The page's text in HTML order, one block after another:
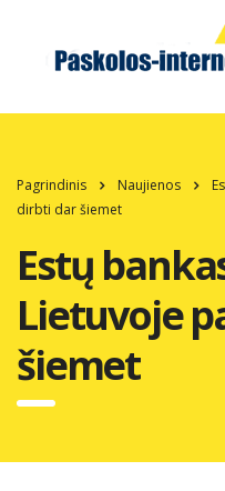
Pagrindinis Naujienos
dirbti dar šiemet
Estų
Lietuvoje
šiemet